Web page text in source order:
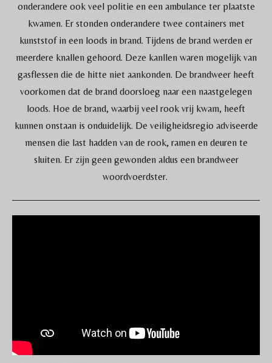
onderandere ook veel politie en een ambulance ter plaatste
kwamen. Er stonden onderandere twee containers met
kunststof in een loods in brand. Tijdens de brand werden er
meerdere knallen gehoord. Deze kanllen waren mogelijk van
gasflessen die de hitte niet aankonden. De brandweer heeft
voorkomen dat de brand doorsloeg naar een naastgelegen
loods. Hoe de brand, waarbij veel rook vrij kwam, heeft
kunnen onstaan is onduidelijk. De veiligheidsregio adviseerde
mensen die last hadden van de rook, ramen en deuren te
sluiten. Er zijn geen gewonden aldus een brandweer
woordvoerdster.